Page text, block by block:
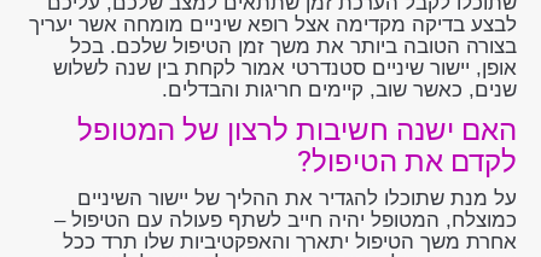
לבצע בדיקה מקדימה אצל רופא שיניים מומחה אשר יעריך
בצורה הטובה ביותר את משך זמן הטיפול שלכם. בכל
אופן, יישור שיניים סטנדרטי אמור לקחת בין שנה לשלוש
שנים, כאשר שוב, קיימים חריגות והבדלים.
האם ישנה חשיבות לרצון של המטופל
לקדם את הטיפול?
על מנת שתוכלו להגדיר את ההליך של יישור השיניים
כמוצלח, המטופל יהיה חייב לשתף פעולה עם הטיפול –
אחרת משך הטיפול יתארך והאפקטיביות שלו תרד ככל